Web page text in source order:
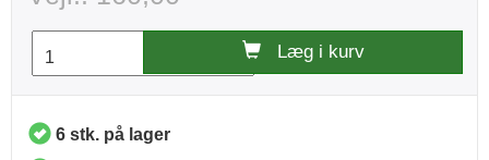
Læg i kurv
6 stk. på lager